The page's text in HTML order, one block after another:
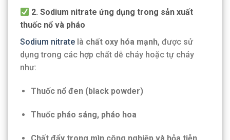
2. Sodium nitrate ứng dụng trong sản xuất
thuốc nổ và pháo
Sodium nitrate là chất oxy hóa mạnh, được sử
dụng trong các hợp chất dễ cháy hoặc tự cháy
như:
Thuốc nổ đen (black powder)
Thuốc pháo sáng, pháo hoa
Chất đẩy trong mìn công nghiệp và hỏa tiễn